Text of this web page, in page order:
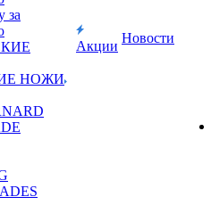
за
НОЖИ
Акции
Новости